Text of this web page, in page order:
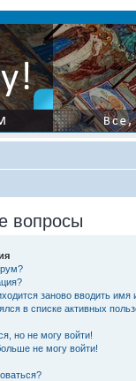
вопросы
заново вводить имя
в списке активных
но не могу войти!
не могу войти!